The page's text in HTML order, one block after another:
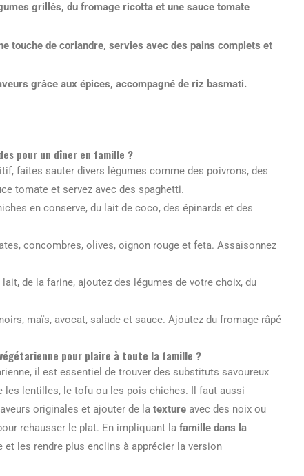
grillés, du fromage ricotta et une sauce tomate
touche de coriandre, servies avec des pains complets et
grâce aux épices, accompagné de riz basmati.
pour un dîner en famille ?
faites sauter divers légumes comme des poivrons, des
tomate et servez avec des spaghetti.
en conserve, du lait de coco, des épinards et des
concombres, olives, oignon rouge et feta. Assaisonnez
de la farine, ajoutez des légumes de votre choix, du
maïs, avocat, salade et sauce. Ajoutez du fromage râpé
pour plaire à toute la famille ?
il est essentiel de trouver des substituts savoureux
les lentilles, le tofu ou les pois chiches. Il faut aussi
originales et ajouter de la texture avec des noix ou
rehausser le plat. En impliquant la famille dans la
et les rendre plus enclins à apprécier la version